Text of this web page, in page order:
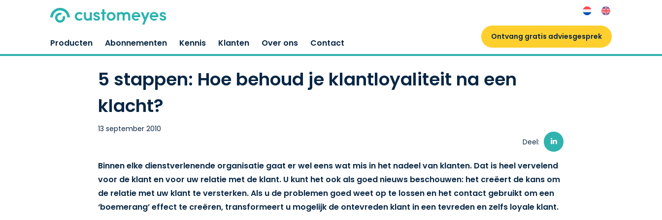
Producten Abonnementen Kennis Klanten Over ons Contact
Ontvang gratis adviesgesprek
5 stappen: Hoe behoud je klantloyaliteit na een
klacht?
13 september 2010
Deel:
Binnen elke dienstverlenende organisatie gaat er wel eens wat mis in het nadeel van klanten. Dat is heel vervelend
voor de klant en voor uw relatie met de klant. U kunt het ook als goed nieuws beschouwen: het creëert de kans om
de relatie met uw klant te versterken. Als u de problemen goed weet op te lossen en het contact gebruikt om een
‘boemerang’ effect te creëren, transformeert u mogelijk de ontevreden klant in een tevreden en zelfs loyale klant.